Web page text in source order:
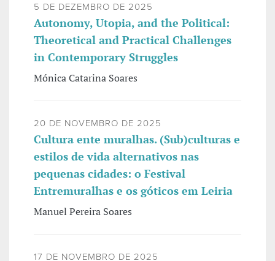
5 DE DEZEMBRO DE 2025
Autonomy, Utopia, and the Political:
Theoretical and Practical Challenges
in Contemporary Struggles
Mónica Catarina Soares
20 DE NOVEMBRO DE 2025
Cultura ente muralhas. (Sub)culturas e
estilos de vida alternativos nas
pequenas cidades: o Festival
Entremuralhas e os góticos em Leiria
Manuel Pereira Soares
17 DE NOVEMBRO DE 2025